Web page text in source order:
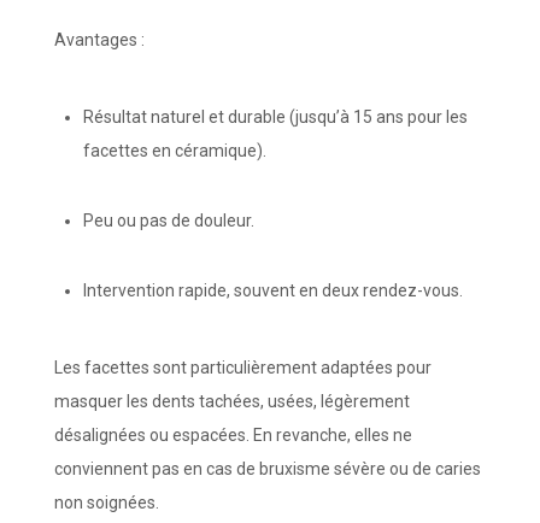
Avantages :
Résultat naturel et durable (jusqu’à 15 ans pour les
facettes en céramique).
Peu ou pas de douleur.
Intervention rapide, souvent en deux rendez-vous.
Les facettes sont particulièrement adaptées pour
masquer les dents tachées, usées, légèrement
désalignées ou espacées. En revanche, elles ne
conviennent pas en cas de bruxisme sévère ou de caries
non soignées.